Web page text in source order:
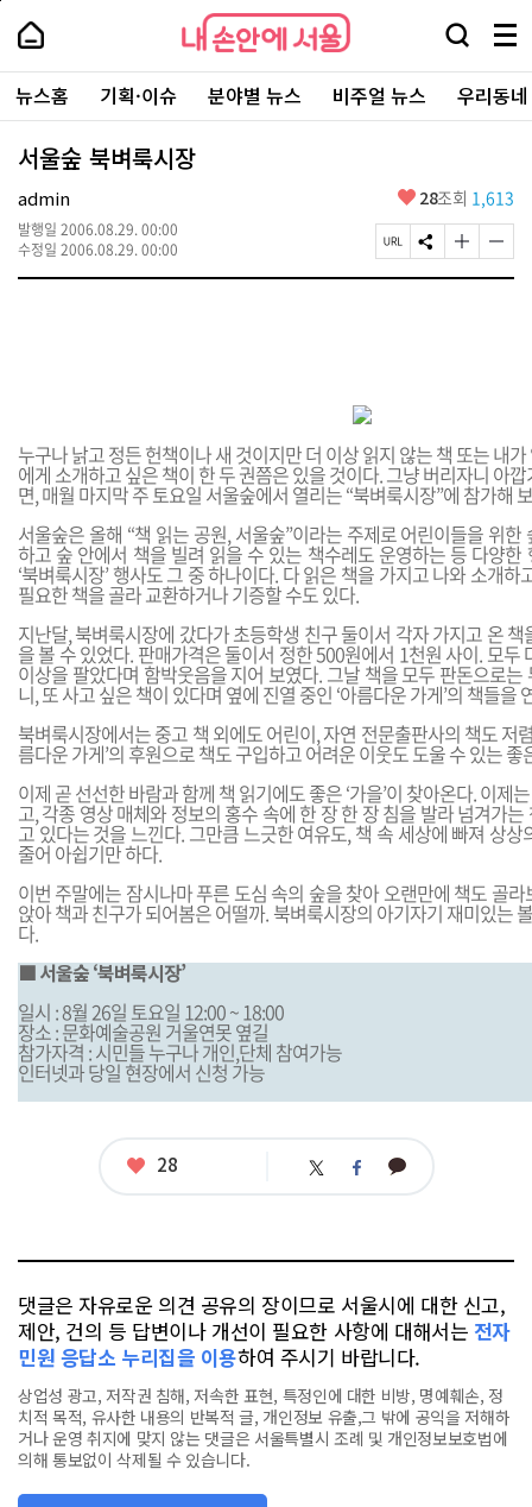
본
로
가
내
손
안
에
서
울
-
서
울
시
대
표
소
내
손
에
울
검
창
열
기
메
뉴
전
체
보
주
요
서
뉴스홈 기획·이슈 분야별 뉴스 비주얼 뉴스 우리동
서울숲 북벼룩시장
admin
발행일 2006.08.29. 00:00
수정일 2006.08.29. 00:00
좋
요
28조회 1,613
페
이
S
N
글
자
글
자
누구나 낡고 정든 헌책이나 새 것이지만 더 이상 읽지 않는 책 또는 내
에게 소개하고 싶은 책이 한 두 권쯤은 있을 것이다. 그냥 버리자니 아
면, 매월 마지막 주 토요일 서울숲에서 열리는 “북벼룩시장”에 참가해
서울숲은 올해 “책 읽는 공원, 서울숲”이라는 주제로 어린이들을 위
하고 숲 안에서 책을 빌려 읽을 수 있는 책수레도 운영하는 등 다양한
‘북벼룩시장’ 행사도 그 중 하나이다. 다 읽은 책을 가지고 나와 소개하
필요한 책을 골라 교환하거나 기증할 수도 있다.
지난달, 북벼룩시장에 갔다가 초등학생 친구 둘이서 각자 가지고 온
을 볼 수 있었다. 판매가격은 둘이서 정한 500원에서 1천원 사이. 모두
이상을 팔았다며 함박웃음을 지어 보였다. 그날 책을 모두 판돈으로
니, 또 사고 싶은 책이 있다며 옆에 진열 중인 ‘아름다운 가게’의 책들을
북벼룩시장에서는 중고 책 외에도 어린이, 자연 전문출판사의 책도 저
름다운 가게’의 후원으로 책도 구입하고 어려운 이웃도 도울 수 있는
이제 곧 선선한 바람과 함께 책 읽기에도 좋은 ‘가을’이 찾아온다. 이제
고, 각종 영상 매체와 정보의 홍수 속에 한 장 한 장 침을 발라 넘겨가
고 있다는 것을 느낀다. 그만큼 느긋한 여유도, 책 속 세상에 빠져 상
줄어 아쉽기만 하다.
이번 주말에는 잠시나마 푸른 도심 속의 숲을 찾아 오랜만에 책도 골
앉아 책과 친구가 되어봄은 어떨까. 북벼룩시장의 아기자기 재미있는
다.
■ 서울숲 ‘북벼룩시장’
일시 : 8월 26일 토요일 12:00 ~ 18:00
장소 : 문화예술공원 거울연못 옆길
참가자격 : 시민들 누구나 개인,단체 참여가능
인터넷과 당일 현장에서 신청 가능
좋
28 트 페 카
댓글은 자유로운 의견 공유의 장이므로 서울시에 대한 신고,
제안, 건의 등 답변이나 개선이 필요한 사항에 대해서는 전자
민원 응답소 누리집을 이용하여 주시기 바랍니다.
상업성 광고, 저작권 침해, 저속한 표현, 특정인에 대한 비방, 명예훼손, 정
치적 목적, 유사한 내용의 반복적 글, 개인정보 유출,그 밖에 공익을 저해하
거나 운영 취지에 맞지 않는 댓글은 서울특별시 조례 및 개인정보보호법에
의해 통보없이 삭제될 수 있습니다.
페
상
단
로